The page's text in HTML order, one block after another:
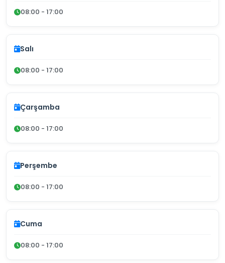
08:00 - 17:00
Salı
08:00 - 17:00
Çarşamba
08:00 - 17:00
Perşembe
08:00 - 17:00
Cuma
08:00 - 17:00